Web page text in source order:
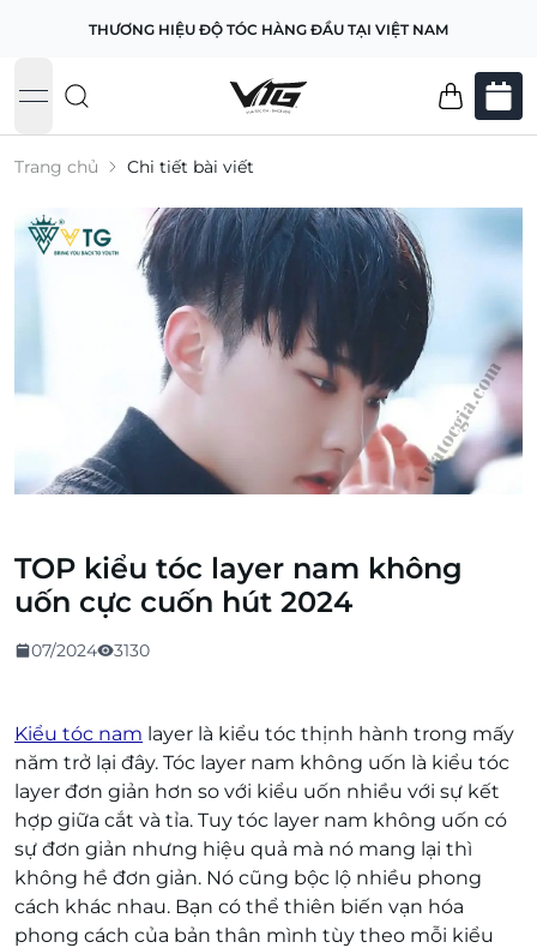
THƯƠNG HIỆU ĐỘ TÓC HÀNG ĐẦU TẠI VIỆT NAM
open navigation menu
Trang chủ Chi tiết bài viết
TOP kiểu tóc layer nam không
uốn cực cuốn hút 2024
07/2024 3130
Kiểu tóc nam layer là kiểu tóc thịnh hành trong mấy
năm trở lại đây. Tóc layer nam không uốn là kiểu tóc
layer đơn giản hơn so với kiểu uốn nhiều với sự kết
hợp giữa cắt và tỉa. Tuy tóc layer nam không uốn có
sự đơn giản nhưng hiệu quả mà nó mang lại thì
không hề đơn giản. Nó cũng bộc lộ nhiều phong
cách khác nhau. Bạn có thể thiên biến vạn hóa
phong cách của bản thân mình tùy theo mỗi kiểu